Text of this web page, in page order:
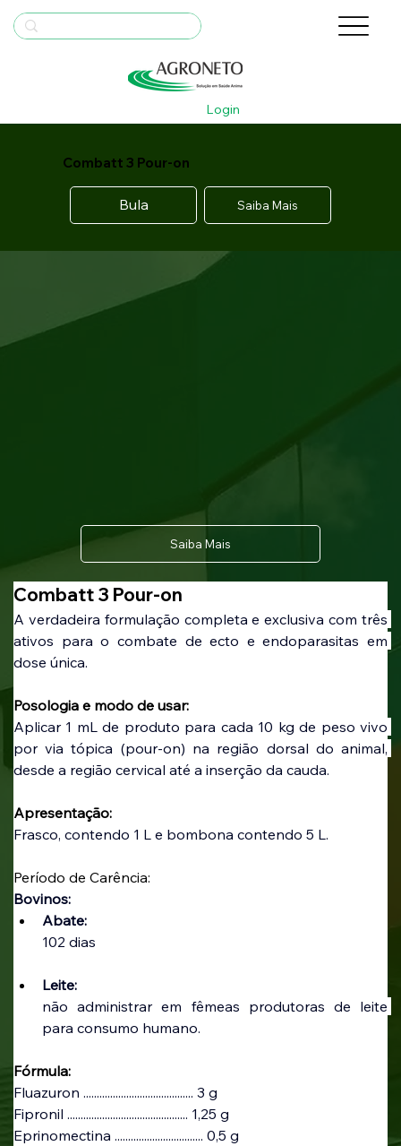
Login
Combatt 3 Pour-on
Bula Saiba Mais
Combatt 3 Pour-on
A verdadeira formulação completa e exclusiva com três
ativos para o combate de ecto e endoparasitas em
dose única.
Posologia e modo de usar:
Aplicar 1 mL de produto para cada 10 kg de peso vivo
por via tópica (pour-on) na região dorsal do animal,
desde a região cervical até a inserção da cauda.
Apresentação:
Frasco, contendo 1 L e bombona contendo 5 L.
Período de Carência:
Bovinos:
Abate:
102 dias
Leite:
não administrar em fêmeas produtoras de leite
para consumo humano.
Fórmula:
Fluazuron ......................................... 3 g
Fipronil ............................................. 1,25 g
Eprinomectina ................................. 0,5 g
Saiba Mais